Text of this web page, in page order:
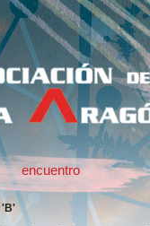
encuentro
'B'